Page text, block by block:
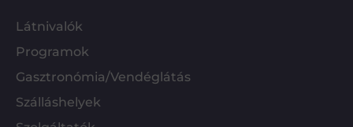
Látnivalók
Programok
Gasztronómia/Vendéglátás
Szálláshelyek